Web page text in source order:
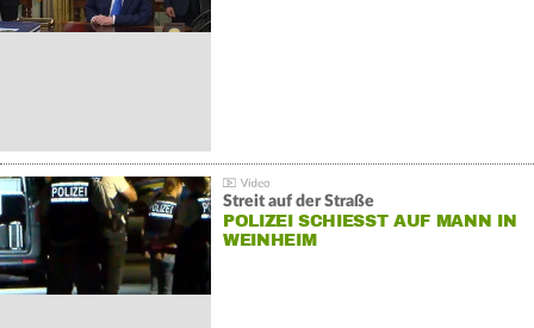
Streit auf der Straße
POLIZEI SCHIESST AUF MANN IN W
EINHEIM